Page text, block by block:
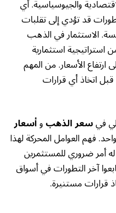
والجيوسياسية. أي
قد تؤدي إلى تقلبات
الاستثمار في الذهب
استثمارية
الأسعار. من المهم
اتخاذ أي قرارات
فيسعر الذهبوأسعار
فهم العوامل المحركة لهذا
له أمر ضروري للمستثمرين
آخر التطورات في أسواق
قرارات مستنيرة.